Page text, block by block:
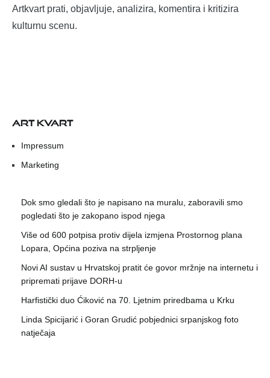
Artkvart prati, objavljuje, analizira, komentira i kritizira
kulturnu scenu.
ART KVART
Impressum
Marketing
Dok smo gledali što je napisano na muralu, zaboravili smo
pogledati što je zakopano ispod njega
Više od 600 potpisa protiv dijela izmjena Prostornog plana
Lopara, Općina poziva na strpljenje
Novi AI sustav u Hrvatskoj pratit će govor mržnje na internetu i
pripremati prijave DORH-u
Harfistički duo Ćiković na 70. Ljetnim priredbama u Krku
Linda Spicijarić i Goran Grudić pobjednici srpanjskog foto
natječaja